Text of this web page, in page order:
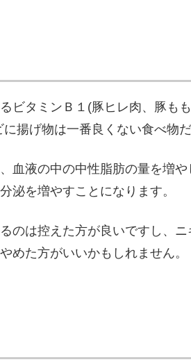
ビタミンＢ１(豚ヒレ肉、豚も
揚げ物は一番良くない食べ物
血液の中の中性脂肪の量を増や
泌を増やすことになります。
のは控えた方が良いですし、
めた方がいいかもしれません。